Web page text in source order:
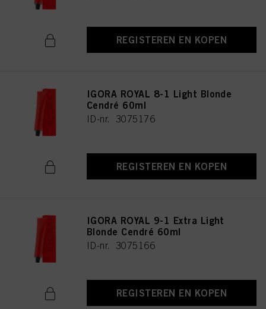
REGISTEREN EN KOPEN
IGORA ROYAL 8-1 Light Blonde
Cendré 60ml
ID-nr. 3075176
REGISTEREN EN KOPEN
IGORA ROYAL 9-1 Extra Light
Blonde Cendré 60ml
ID-nr. 3075166
REGISTEREN EN KOPEN